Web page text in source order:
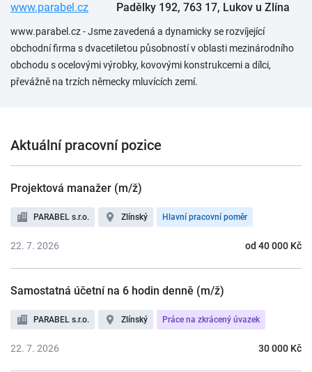
www.parabel.cz Padělky 192, 763 17, Lukov u Zlína
www.parabel.cz - Jsme zavedená a dynamicky se rozvíjející
obchodní firma s dvacetiletou působností v oblasti mezinárodního
obchodu s ocelovými výrobky, kovovými konstrukcemi a dílci,
převážně na trzích německy mluvících zemí.
Aktuální pracovní pozice
Projektová manažer (m/ž)
PARABEL s.r.o. Zlínský Hlavní pracovní poměr
od 40 000 Kč
22. 7. 2026
Samostatná účetní na 6 hodin denně (m/ž)
PARABEL s.r.o. Zlínský Práce na zkrácený úvazek
30 000 Kč
22. 7. 2026